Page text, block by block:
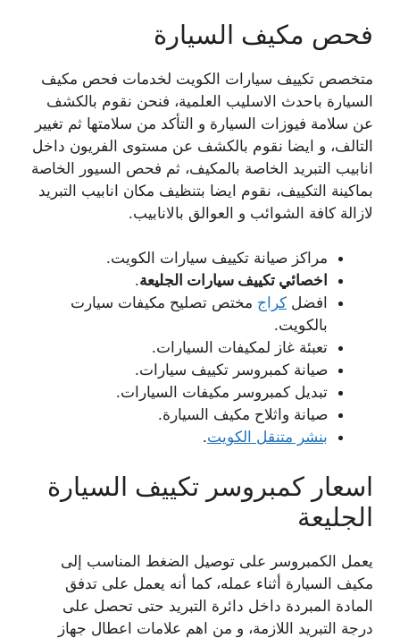
فحص مكيف السيارة
متخصص تكييف سيارات الكويت لخدمات فحص مكيف
السيارة باحدث الاسليب العلمية، فنحن نقوم بالكشف
عن سلامة فيوزات السيارة و التأكد من سلامتها ثم تغيير
التالف، و ايضا نقوم بالكشف عن مستوى الفريون داخل
انابيب التبريد الخاصة بالمكيف، ثم فحص السيور الخاصة
بماكينة التكييف، نقوم ايضا بتنظيف مكان انابيب التبريد
لازالة كافة الشوائب و العوالق بالانابيب.
مراكز صيانة تكييف سيارات الكويت.
اخصائي تكييف سيارات الجليعة.
افضل كراج مختص تصليح مكيفات سيارت
بالكويت.
تعبئة غاز لمكيفات السيارات.
صيانة كمبروسر تكييف سيارات.
تبديل كمبروسر مكيفات السيارات.
صيانة واثلاح مكيف السيارة.
بنشر متنقل الكويت.
اسعار كمبروسر تكييف السيارة
الجليعة
يعمل الكمبروسر على توصيل الضغط المناسب إلى
مكيف السيارة أثناء عمله، كما أنه يعمل على تدفق
المادة المبردة داخل دائرة التبريد حتى تحصل على
درجة التبريد اللازمة، و من اهم علامات اعطال جهاز